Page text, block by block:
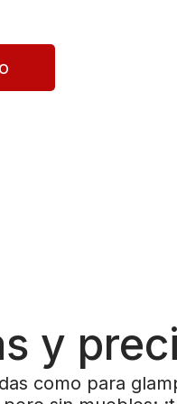
y
como para